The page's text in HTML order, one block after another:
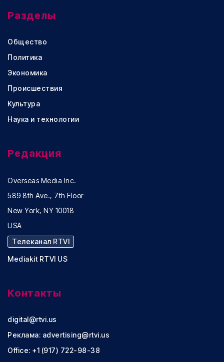
Разделы
Общество
Политика
Экономика
Происшествия
Культура
Наука и технологии
Редакция
Overseas Media Inc.
589 8th Ave., 7th Floor
New York, NY 10018
USA
Телеканал RTVI
Mediakit RTVI US
Контакты
digital@rtvi.us
Реклама: advertising@rtvi.us
Office: +1 (917) 722-98-38